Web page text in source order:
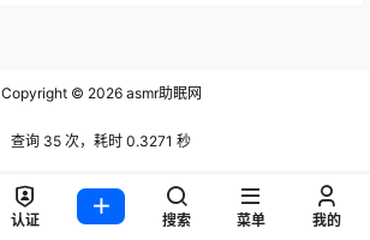
Copyright © 2026asmr助眠网
查询 35 次，耗时 0.3271 秒
认证 搜索 菜单 我的